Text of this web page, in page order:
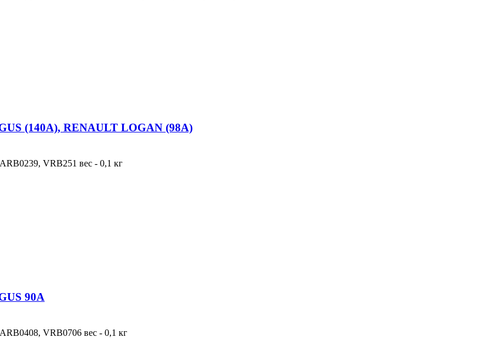
(140А), RENAULT LOGAN (98А)
VRB251 вес - 0,1 кг
90А
VRB0706 вес - 0,1 кг